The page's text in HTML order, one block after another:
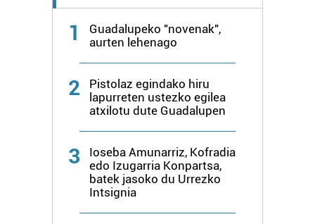
1
Guadalupeko "novenak",
aurten lehenago
2
Pistolaz egindako hiru
lapurreten ustezko egilea
atxilotu dute Guadalupen
3
Ioseba Amunarriz, Kofradia
edo Izugarria Konpartsa,
batek jasoko du Urrezko
Intsignia